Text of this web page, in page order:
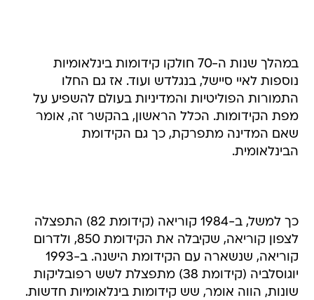
במהלך שנות ה-70 חולקו קידומות בינלאומיות
נוספות לאיי סיישל, בנגלדש ועוד. אז גם החלו
התמורות הפוליטיות והמדיניות בעולם להשפיע על
מפת הקידומות. הכלל הראשון, בהקשר זה, אומר
שאם המדינה מתפרקת, כך גם הקידומת
הבינלאומית.
כך למשל, ב-1984 קוריאה (קידומת 82) התפצלה
לצפון קוריאה, שקיבלה את הקידומת 850, ולדרום
קוריאה, שנשארה עם הקידומת הישנה. ב-1993
יוגוסלביה (קידומת 38) מתפצלת לשש רפובליקות
שונות, הווה אומר, שש קידומות בינלאומיות חדשות.